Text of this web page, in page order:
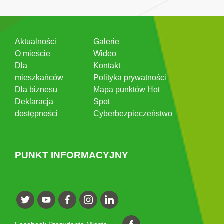
Aktualności
O mieście
Dla
mieszkańców
Dla biznesu
Deklaracja
dostępności
Galerie
Wideo
Kontakt
Polityka prywatności
Mapa punktów Hot
Spot
Cyberbezpieczeństwo
PUNKT INFORMACYJNY